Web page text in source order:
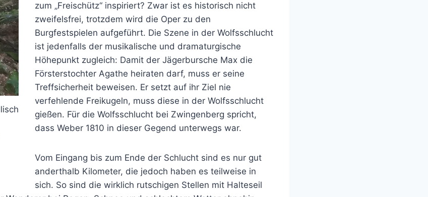
zum „Freischütz“ inspiriert? Zwar ist es historisch nicht
zweifelsfrei, trotzdem wird die Oper zu den
Burgfestspielen aufgeführt. Die Szene in der Wolfsschlucht
ist jedenfalls der musikalische und dramaturgische
Höhepunkt zugleich: Damit der Jägerbursche Max die
Försterstochter Agathe heiraten darf, muss er seine
Treffsicherheit beweisen. Er setzt auf ihr Ziel nie
verfehlende Freikugeln, muss diese in der Wolfsschlucht
gießen. Für die Wolfsschlucht bei Zwingenberg spricht,
dass Weber 1810 in dieser Gegend unterwegs war.
Vom Eingang bis zum Ende der Schlucht sind es nur gut
anderthalb Kilometer, die jedoch haben es teilweise in
sich. So sind die wirklich rutschigen Stellen mit Halteseil